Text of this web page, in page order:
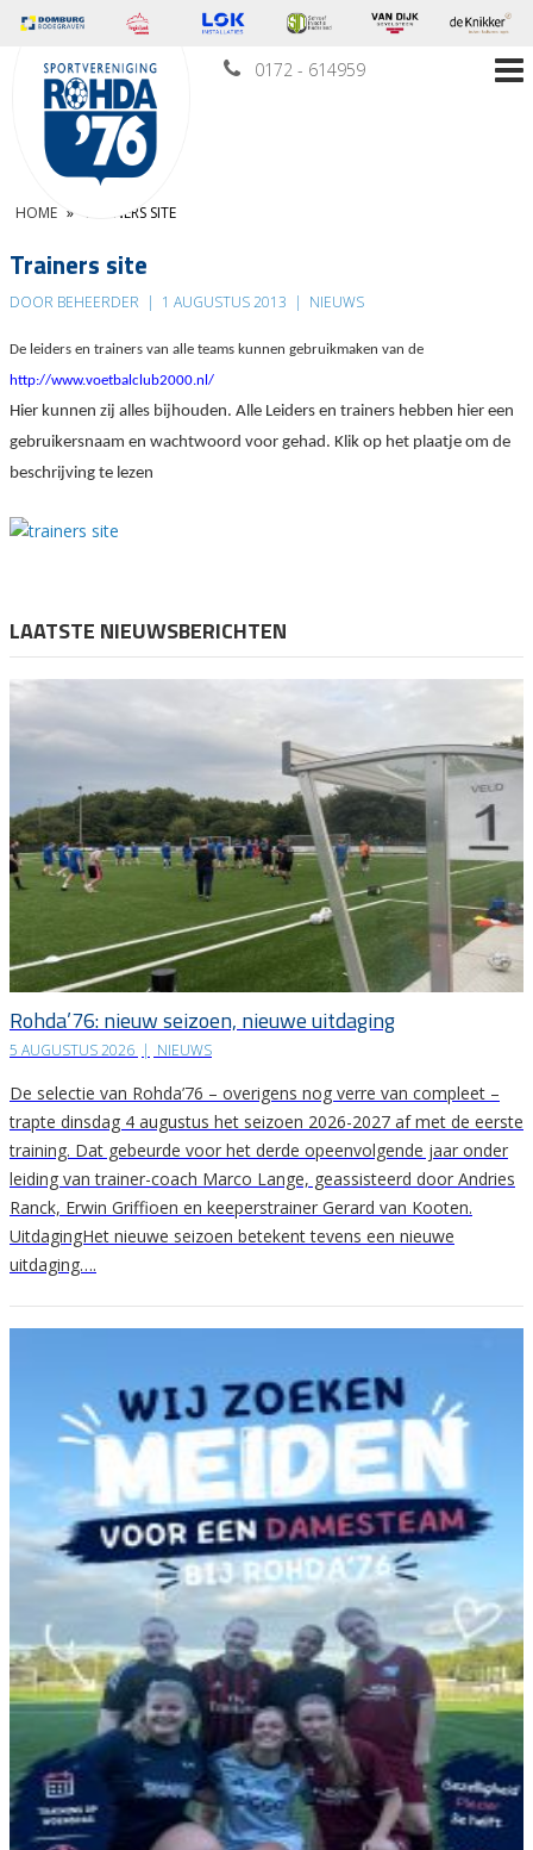
0172 - 614959
HOME » TRAINERS SITE
Trainers site
DOOR BEHEERDER | 1 AUGUSTUS 2013 | NIEUWS
De leiders en trainers van alle teams kunnen gebruikmaken van de
http://www.voetbalclub2000.nl/
Hier kunnen zij alles bijhouden. Alle Leiders en trainers hebben hier een
gebruikersnaam en wachtwoord voor gehad. Klik op het plaatje om de
beschrijving te lezen
LAATSTE NIEUWSBERICHTEN
Rohda’76: nieuw seizoen, nieuwe uitdaging
5 AUGUSTUS 2026 | NIEUWS
De selectie van Rohda’76 – overigens nog verre van compleet –
trapte dinsdag 4 augustus het seizoen 2026-2027 af met de eerste
training. Dat gebeurde voor het derde opeenvolgende jaar onder
leiding van trainer-coach Marco Lange, geassisteerd door Andries
Ranck, Erwin Griffioen en keeperstrainer Gerard van Kooten.
UitdagingHet nieuwe seizoen betekent tevens een nieuwe
uitdaging….